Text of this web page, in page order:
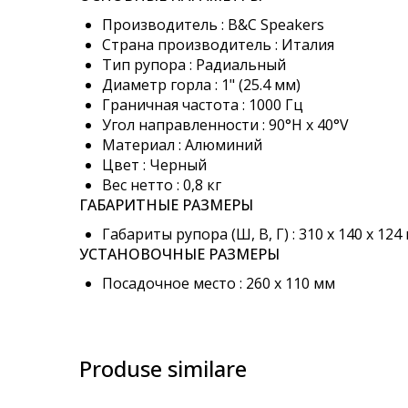
images
gallery
Производитель : B&C Speakers
Страна производитель : Италия
Тип рупора : Радиальный
Диаметр горла : 1" (25.4 мм)
Граничная частота : 1000 Гц
Угол направленности : 90°H х 40°V
Материал : Алюминий
Цвет : Черный
Вес нетто : 0,8 кг
ГАБАРИТНЫЕ РАЗМЕРЫ
Габариты рупора (Ш, В, Г) : 310 x 140 x
УСТАНОВОЧНЫЕ РАЗМЕРЫ
Посадочное место : 260 x 110 мм
Produse similare